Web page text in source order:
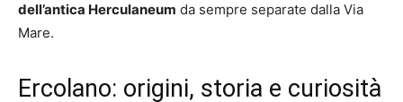
dell’antica Herculaneum da sempre separate dalla Via
Mare.
Ercolano: origini, storia e curiosità